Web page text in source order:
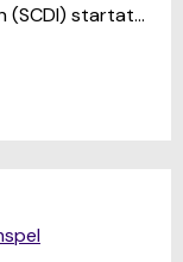
(SCDI) startat…